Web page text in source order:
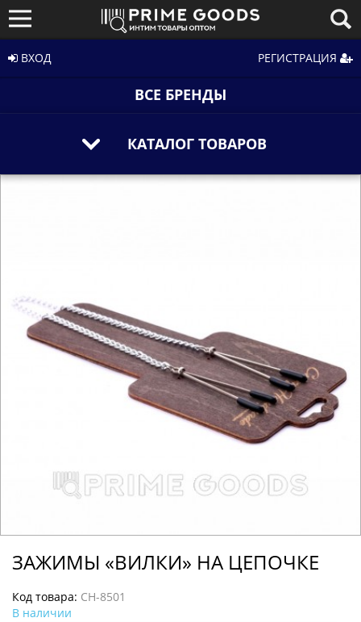
ВХОД РЕГИСТРАЦИЯ
ВСЕ БРЕНДЫ
КАТАЛОГ ТОВАРОВ
ЗАЖИМЫ «ВИЛКИ» НА ЦЕПОЧКЕ
Код товара: CH-8501
В наличии